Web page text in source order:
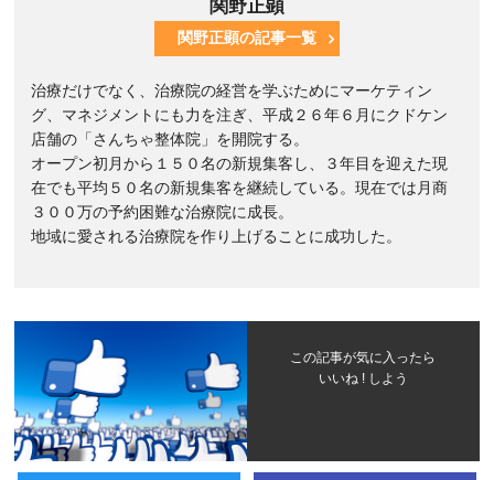
関野正顕
関野正顕の記事一覧
治療だけでなく、治療院の経営を学ぶためにマーケティン
グ、マネジメントにも力を注ぎ、平成２６年６月にクドケン
店舗の「さんちゃ整体院」を開院する。
オープン初月から１５０名の新規集客し、３年目を迎えた現
在でも平均５０名の新規集客を継続している。現在では月商
３００万の予約困難な治療院に成長。
地域に愛される治療院を作り上げることに成功した。
この記事が気に入ったら
いいね ! しよう